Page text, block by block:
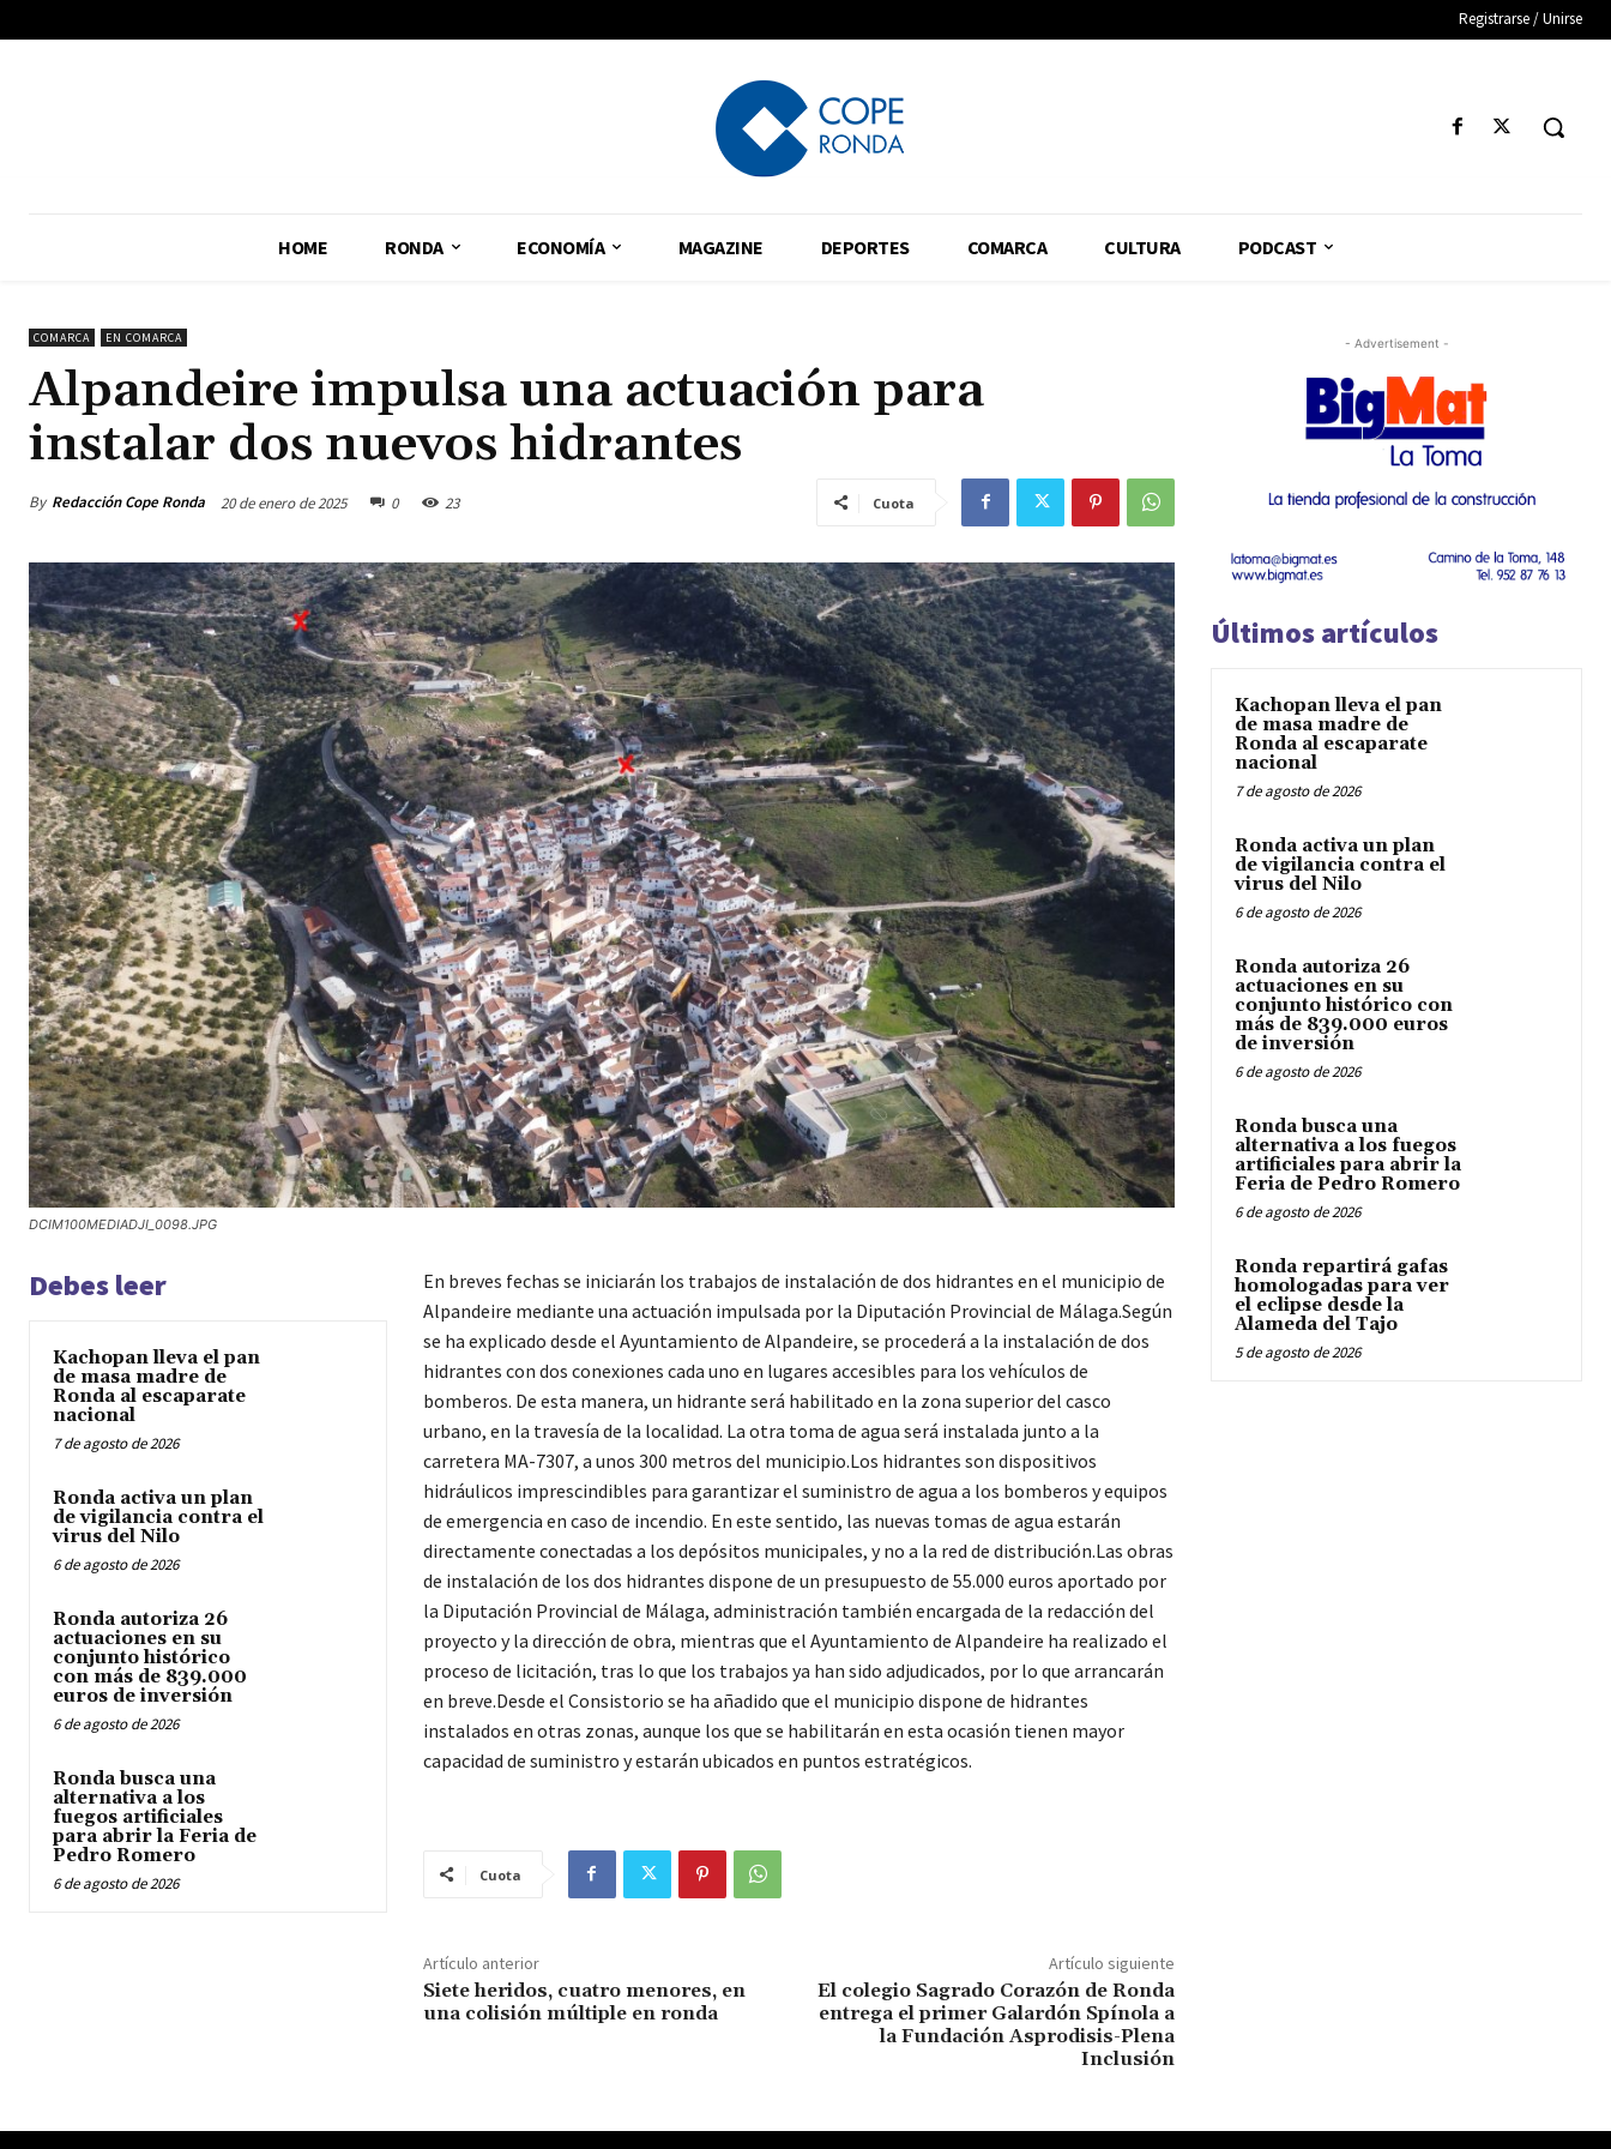
Registrarse / Unirse
HOME RONDA ECONOMÍA MAGAZINE DEPORTES COMARCA CULTURA PODCAST
COMARCA EN COMARCA
Alpandeire impulsa una actuación para
instalar dos nuevos hidrantes
By Redacción Cope Ronda 20 de enero de 2025 0 23 Cuota
DCIM100MEDIADJI_0098.JPG
Debes leer
Kachopan lleva el pan
de masa madre de
Ronda al escaparate
nacional
7 de agosto de 2026
Ronda activa un plan
de vigilancia contra el
virus del Nilo
6 de agosto de 2026
Ronda autoriza 26
actuaciones en su
conjunto histórico
con más de 839.000
euros de inversión
6 de agosto de 2026
Ronda busca una
alternativa a los
fuegos artificiales
para abrir la Feria de
Pedro Romero
6 de agosto de 2026
En breves fechas se iniciarán los trabajos de instalación de dos hidrantes en el municipio de
Alpandeire mediante una actuación impulsada por la Diputación Provincial de Málaga.Según
se ha explicado desde el Ayuntamiento de Alpandeire, se procederá a la instalación de dos
hidrantes con dos conexiones cada uno en lugares accesibles para los vehículos de
bomberos. De esta manera, un hidrante será habilitado en la zona superior del casco
urbano, en la travesía de la localidad. La otra toma de agua será instalada junto a la
carretera MA-7307, a unos 300 metros del municipio.Los hidrantes son dispositivos
hidráulicos imprescindibles para garantizar el suministro de agua a los bomberos y equipos
de emergencia en caso de incendio. En este sentido, las nuevas tomas de agua estarán
directamente conectadas a los depósitos municipales, y no a la red de distribución.Las obras
de instalación de los dos hidrantes dispone de un presupuesto de 55.000 euros aportado por
la Diputación Provincial de Málaga, administración también encargada de la redacción del
proyecto y la dirección de obra, mientras que el Ayuntamiento de Alpandeire ha realizado el
proceso de licitación, tras lo que los trabajos ya han sido adjudicados, por lo que arrancarán
en breve.Desde el Consistorio se ha añadido que el municipio dispone de hidrantes
instalados en otras zonas, aunque los que se habilitarán en esta ocasión tienen mayor
capacidad de suministro y estarán ubicados en puntos estratégicos.
Cuota
Artículo anterior
Siete heridos, cuatro menores, en
una colisión múltiple en ronda
Artículo siguiente
El colegio Sagrado Corazón de Ronda
entrega el primer Galardón Spínola a
la Fundación Asprodisis-Plena
Inclusión
- Advertisement -
Últimos artículos
Kachopan lleva el pan
de masa madre de
Ronda al escaparate
nacional
7 de agosto de 2026
Ronda activa un plan
de vigilancia contra el
virus del Nilo
6 de agosto de 2026
Ronda autoriza 26
actuaciones en su
conjunto histórico con
más de 839.000 euros
de inversión
6 de agosto de 2026
Ronda busca una
alternativa a los fuegos
artificiales para abrir la
Feria de Pedro Romero
6 de agosto de 2026
Ronda repartirá gafas
homologadas para ver
el eclipse desde la
Alameda del Tajo
5 de agosto de 2026